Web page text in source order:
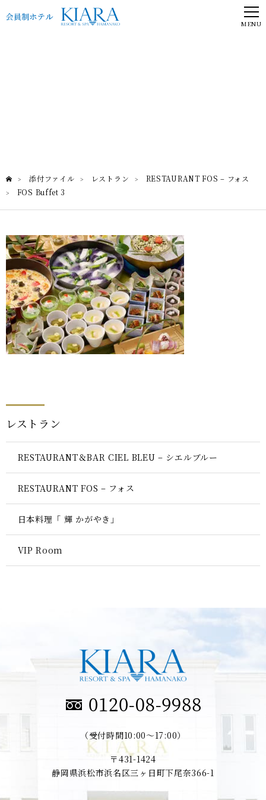
MENU
> 添付ファイル > レストラン > RESTAURANT FOS – フォス
> FOS Buffet 3
レストラン
RESTAURANT＆BAR CIEL BLEU – シエルブルー
RESTAURANT FOS – フォス
日本料理「 輝 かがやき」
VIP Room
（受付時間10:00～17:00）
〒431-1424
静岡県浜松市浜名区三ヶ日町下尾奈366-1